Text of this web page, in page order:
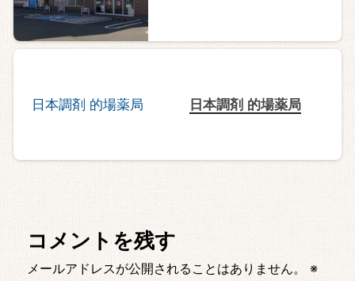
日本調剤 的場薬局
コメントを残す
メールアドレスが公開されることはありません。
※